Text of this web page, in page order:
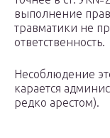
выполнение
травматики не
ответственность.
Несоблюдение
карается
редко арестом).